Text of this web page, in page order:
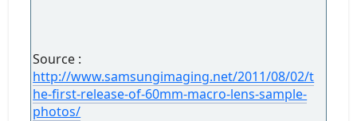
Source :
http://www.samsungimaging.net/2011/08/02/t
he-first-release-of-60mm-macro-lens-sample-
photos/